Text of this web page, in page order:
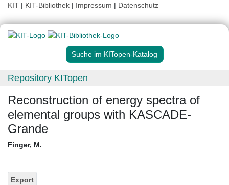
KIT | KIT-Bibliothek | Impressum | Datenschutz
Suche im KITopen-Katalog
Repository KITopen
Reconstruction of energy spectra of
elemental groups with KASCADE-
Grande
Finger, M.
Export